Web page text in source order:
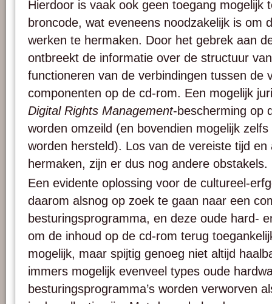
Hierdoor is vaak ook geen toegang mogelijk
broncode, wat eveneens noodzakelijk is om
werken te hermaken. Door het gebrek aan
ontbreekt de informatie over de structuur
functioneren van de verbindingen tussen de
componenten op de cd-rom. Een mogelijk
Digital Rights Management-bescherming op
worden omzeild (en bovendien mogelijk
worden hersteld). Los van de vereiste tijd en
hermaken, zijn er dus nog andere obstakels.
Een evidente oplossing voor de cultureel-
daarom alsnog op zoek te gaan naar een
besturingsprogramma, en deze oude hard-
om de inhoud op de cd-rom terug
mogelijk, maar spijtig genoeg niet altijd
immers mogelijk evenveel types oude
besturingsprogramma’s worden verworven